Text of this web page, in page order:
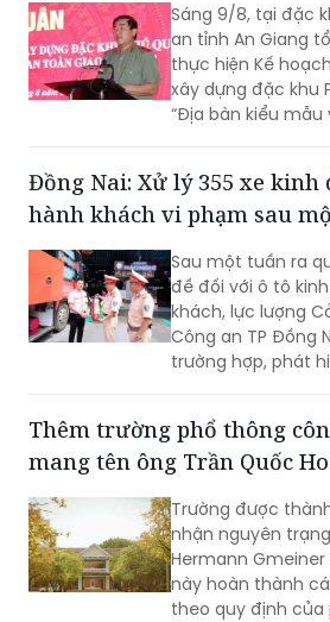
Sáng 9/8, tại đặc
an tỉnh An Giang
thực hiện Kế
xây dựng đặc khu
“Địa bàn kiểu
Đồng Nai: Xử lý 355 xe kinh
hành khách vi phạm sau
Sau một tuần ra
đề đối với ô tô
khách, lực lượng
Công an TP Đồng
trường hợp, phát
hóa trong khoang
quá tốc độ và
Thêm trường phổ thông
mang tên ông Trần Quốc
Trường được
nhận nguyên
Hermann
này hoàn thành
theo quy định của